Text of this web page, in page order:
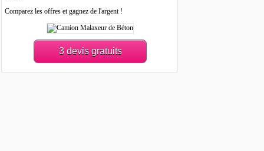
Comparez les offres et gagnez de l'argent !
3 devis gratuits